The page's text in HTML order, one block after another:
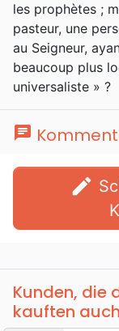
les prophètes ;
pasteur, une
au Seigneur,
beaucoup plus
universaliste » ?
chat
edit
Kunden, die
kauften auch